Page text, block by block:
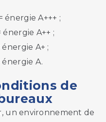
énergie A+++ ;
énergie A++ ;
énergie A+ ;
énergie A.
de
un environnement de